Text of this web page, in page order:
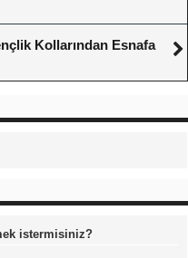
Kollarından Esnafa
istermisiniz?